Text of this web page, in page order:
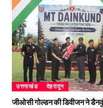
उत्तराखंड देहरादून
जीओसी गोल्डन की डिवीजन ने